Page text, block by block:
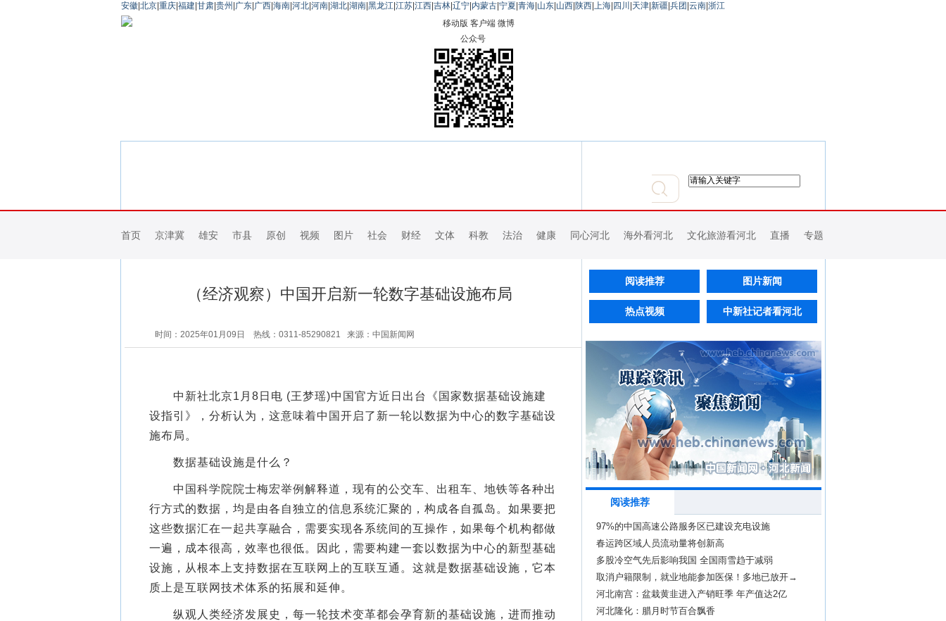
安徽 北京 重庆 福建 甘肃 贵州 广东 广西 海南 河北 河南 湖北 湖南 黑龙江 江苏 江西 吉林 辽宁 内蒙古 宁夏 青海 山东 山西 陕西 上海 四川 天津 新疆 兵团 云南 浙江
移动版 客户端 微博
公众号
首页 京津冀 雄安 市县 原创 视频 图片 社会 财经 文体 科教 法治 健康 同心河北 海外看河北 文化旅游看河北 直播 专题
（经济观察）中国开启新一轮数字基础设施布局
时间：2025年01月09日 热线：0311-85290821 来源：中国新闻网
中新社北京1月8日电 (王梦瑶)中国官方近日出台《国家数据基础设施建
设指引》，分析认为，这意味着中国开启了新一轮以数据为中心的数字基础设
施布局。
数据基础设施是什么？
中国科学院院士梅宏举例解释道，现有的公交车、出租车、地铁等各种出
行方式的数据，均是由各自独立的信息系统汇聚的，构成各自孤岛。如果要把
这些数据汇在一起共享融合，需要实现各系统间的互操作，如果每个机构都做
一遍，成本很高，效率也很低。因此，需要构建一套以数据为中心的新型基础
设施，从根本上支持数据在互联网上的互联互通。这就是数据基础设施，它本
质上是互联网技术体系的拓展和延伸。
纵观人类经济发展史，每一轮技术变革都会孕育新的基础设施，进而推动
阅读推荐 图片新闻
热点视频 中新社记者看河北
阅读推荐
97%的中国高速公路服务区已建设充电设施
春运跨区域人员流动量将创新高
多股冷空气先后影响我国 全国雨雪趋于减弱
取消户籍限制，就业地能参加医保！多地已放开→
河北南宫：盆栽黄韭进入产销旺季 年产值达2亿
河北隆化：腊月时节百合飘香